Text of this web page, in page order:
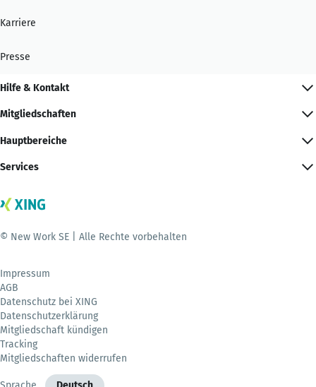
Karriere
Presse
Hilfe & Kontakt
Mitgliedschaften
Hauptbereiche
Services
© New Work SE | Alle Rechte vorbehalten
Impressum
AGB
Datenschutz bei XING
Datenschutzerklärung
Mitgliedschaft kündigen
Tracking
Mitgliedschaften widerrufen